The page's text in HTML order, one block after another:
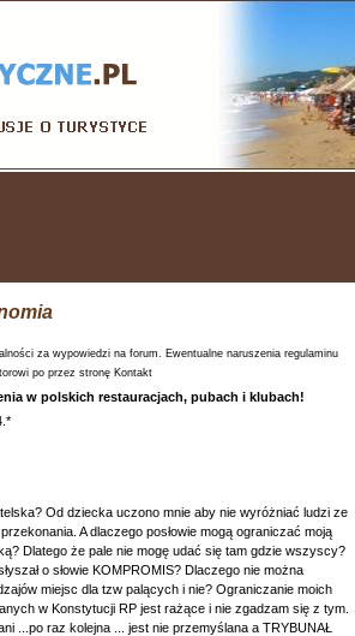
za wypowiedzi na forum. Ewentualne naruszenia regulaminu
po przez stronę Kontakt
w polskich restauracjach, pubach i klubach!
Od dziecka uczono mnie aby nie wyróżniać ludzi ze
A dlaczego posłowie mogą ograniczać moją
Dlatego że pale nie mogę udać się tam gdzie wszyscy?
o słowie KOMPROMIS? Dlaczego nie można
miejsc dla tzw palących i nie? Ograniczanie moich
w Konstytucji RP jest rażące i nie zgadzam się z tym.
...po raz kolejna ... jest nie przemyślana a TRYBUNAŁ